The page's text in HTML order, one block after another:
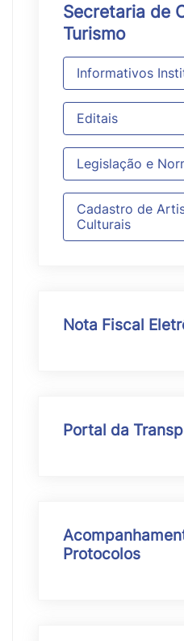
Secretaria de
Turismo
Informativos
Editais
Legislação e
Cadastro de
Culturais
Nota Fiscal
Portal da
Protocolos